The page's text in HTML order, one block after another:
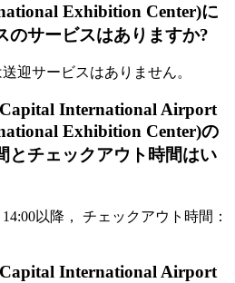
Exhibition Center)に
のサービスはありますか?
迎サービスはありません。
International Airport
Exhibition Center)の
とチェックアウト時間はい
以降， チェックアウト時間：
International Airport